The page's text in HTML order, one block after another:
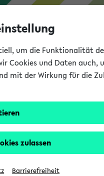
einer Anmeldung am
Sie sich
um die Funktionalität
Cookies und Daten
mit der Wirkung für die
zulassen
Barrierefreiheit